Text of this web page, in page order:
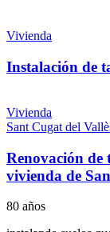
Vivienda
Instalación de
Vivienda
Sant Cugat del
Renovación de
vivienda de
80 años